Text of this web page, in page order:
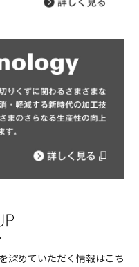
深めていただく情報はこち